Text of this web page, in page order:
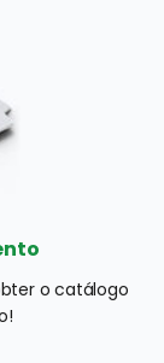
o catálogo